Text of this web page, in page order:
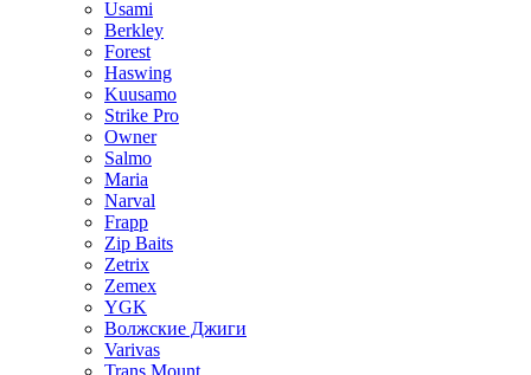
Usami
Berkley
Forest
Haswing
Kuusamo
Strike Pro
Owner
Salmo
Maria
Narval
Frapp
Zip Baits
Zetrix
Zemex
YGK
Волжские Джиги
Varivas
Trans Mount